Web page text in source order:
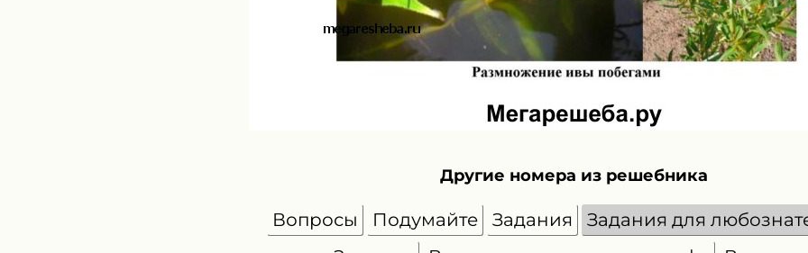
Другие номера из решебника
Вопросы Подумайте Задания
Задания для